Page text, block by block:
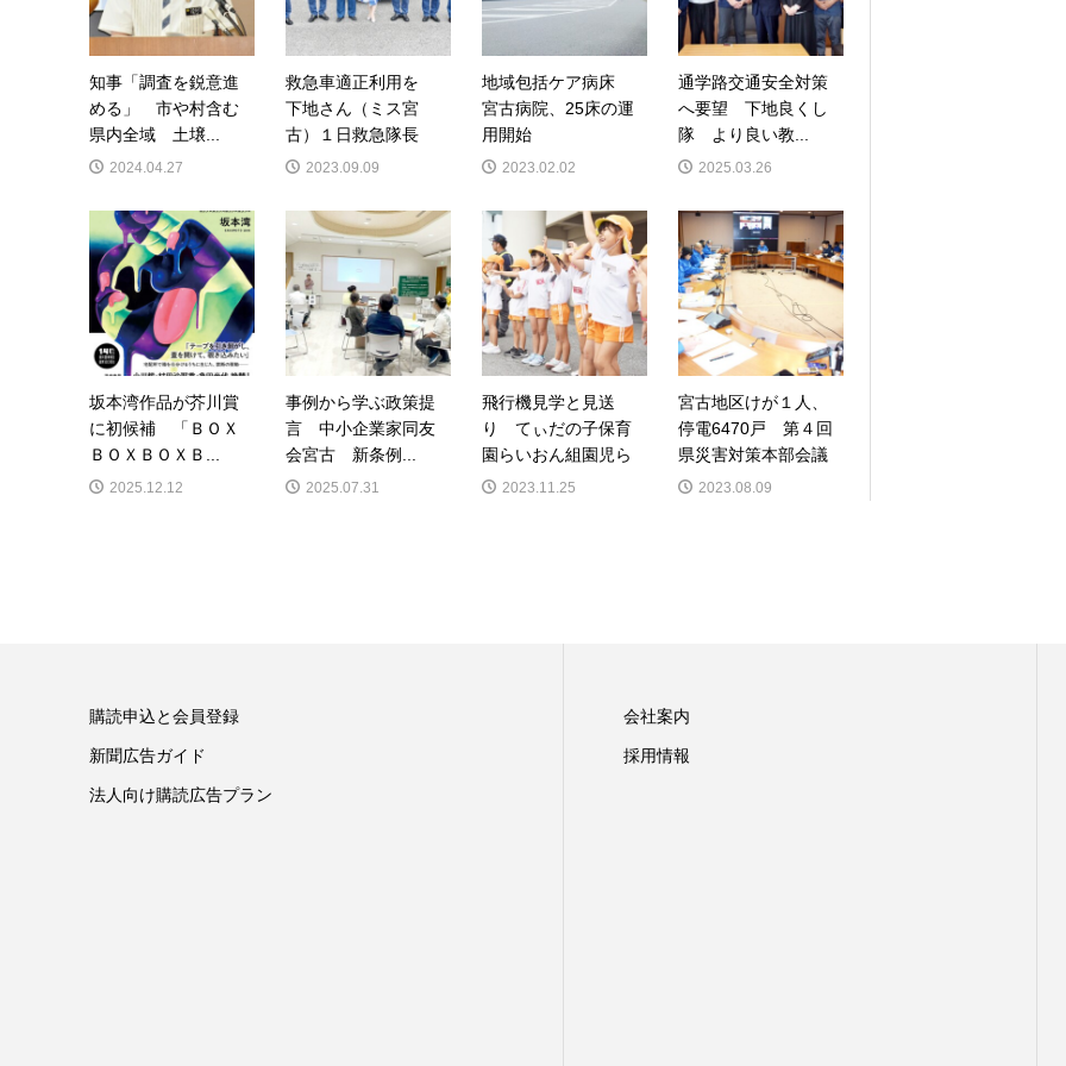
知事「調査を鋭意進
める」 市や村含む
県内全域 土壌...
2024.04.27
救急車適正利用を
下地さん（ミス宮
古）１日救急隊長
2023.09.09
地域包括ケア病床
宮古病院、25床の運
用開始
2023.02.02
通学路交通安全対策
へ要望 下地良くし
隊 より良い教...
2025.03.26
坂本湾作品が芥川賞
に初候補 「ＢＯＸ
ＢＯＸＢＯＸＢ...
2025.12.12
事例から学ぶ政策提
言 中小企業家同友
会宮古 新条例...
2025.07.31
飛行機見学と見送
り てぃだの子保育
園らいおん組園児ら
2023.11.25
宮古地区けが１人、
停電6470戸 第４回
県災害対策本部会議
2023.08.09
購読申込と会員登録
新聞広告ガイド
法人向け購読広告プラン
会社案内
採用情報